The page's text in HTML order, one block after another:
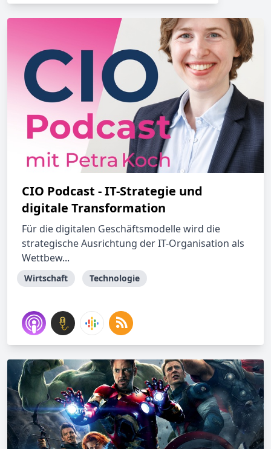
CIO Podcast - IT-Strategie und
digitale Transformation
Für die digitalen Geschäftsmodelle wird die
strategische Ausrichtung der IT-Organisation als
Wettbew...
Wirtschaft Technologie